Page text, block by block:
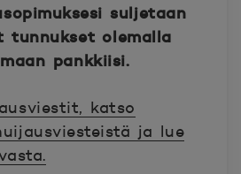
suljetaan
tunnukset olemalla
pankkiisi.
katso
ja lue